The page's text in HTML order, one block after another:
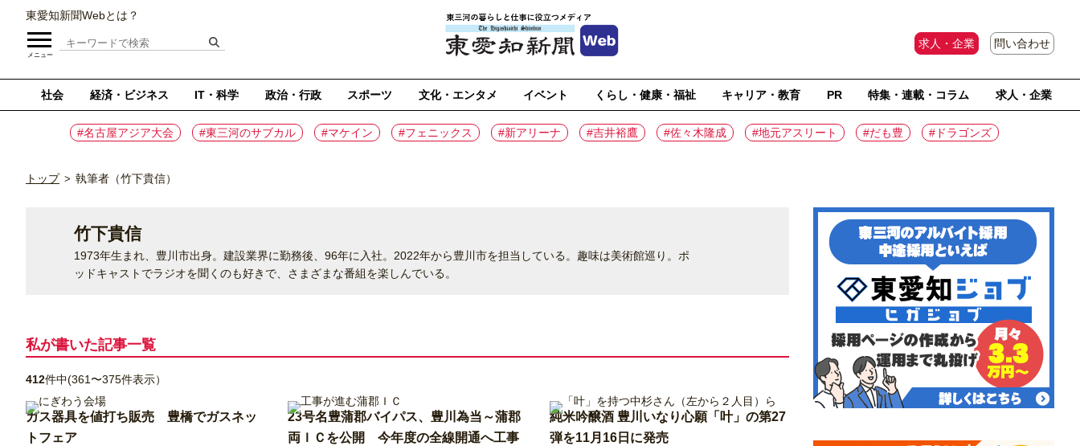
東愛知新聞Webとは？
求人・企業 問い合わせ
社会 経済・ビジネス IT・科学 政治・行政 スポーツ 文化・エンタメ イベント くらし・健康・福祉 キャリア・教育 PR 特集・連載・コラム 求人・企業
#名古屋アジア大会 #東三河のサブカル #マケイン #フェニックス #新アリーナ #吉井裕鷹 #佐々木隆成 #地元アスリート #だも豊 #ドラゴンズ
メニュー
トップ > 執筆者（竹下貴信）
竹下貴信
1973年生まれ、豊川市出身。建設業界に勤務後、96年に入社。2022年から豊川市を担当している。趣味は美術館巡り。ポ
ッドキャストでラジオを聞くのも好きで、さまざまな番組を楽しんでいる。
私が書いた記事⼀覧
412件中(361〜375件表示）
ガス器具を値打ち販売 豊橋でガスネッ
トフェア
23号名豊蒲郡バイパス、豊川為当～蒲郡
両ＩＣを公開 今年度の全線開通へ工事
純米吟醸酒 豊川いなり心願「叶」の第27
弾を11月16日に発売